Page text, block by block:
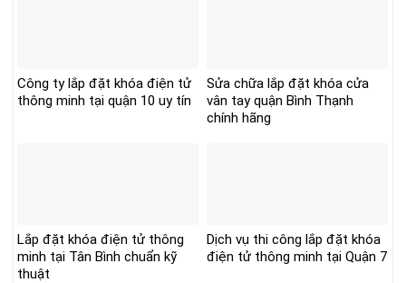
Công ty lắp đặt khóa điện tử
thông minh tại quận 10 uy tín
Sửa chữa lắp đặt khóa cửa
vân tay quận Bình Thạnh
chính hãng
Lắp đặt khóa điện tử thông
minh tại Tân Bình chuẩn kỹ
thuật
Dịch vụ thi công lắp đặt khóa
điện tử thông minh tại Quận 7